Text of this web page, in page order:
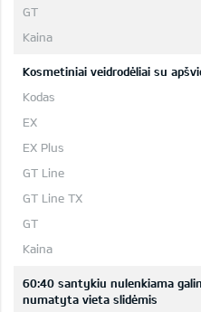
Kosmetiniai veidrodėliai su
60:40 santykiu nulenkiama
numatyta vieta slidėmis